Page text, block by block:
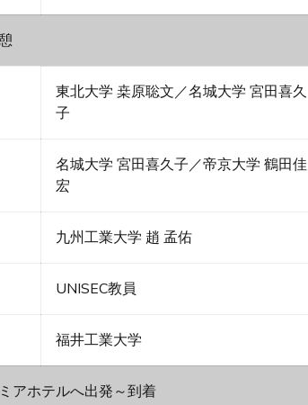
東北大学 桒原聡文／名城大学 宮田喜久
子
名城大学 宮田喜久子／帝京大学 鶴田佳
宏
九州工業大学 趙 孟佑
UNISEC教員
福井工業大学
アホテルへ出発～到着